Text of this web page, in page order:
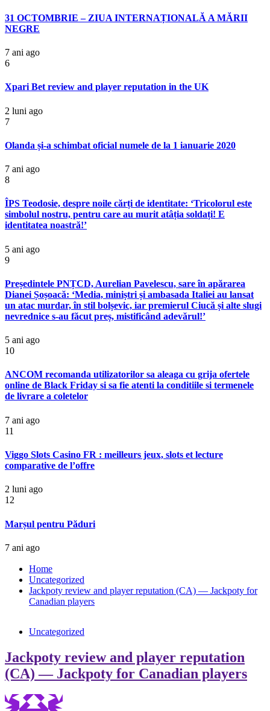
31 OCTOMBRIE – ZIUA INTERNAȚIONALĂ A MĂRII
NEGRE
7 ani ago
6
Xpari Bet review and player reputation in the UK
2 luni ago
7
Olanda și-a schimbat oficial numele de la 1 ianuarie 2020
7 ani ago
8
ÎPS Teodosie, despre noile cărți de identitate: ‘Tricolorul este
simbolul nostru, pentru care au murit atâția soldați! E
identitatea noastră!’
5 ani ago
9
Președintele PNȚCD, Aurelian Pavelescu, sare în apărarea
Dianei Șoșoacă: ‘Media, miniștri și ambasada Italiei au lansat
un atac murdar, în stil bolșevic, iar premierul Ciucă și alte slugi
nevrednice s-au făcut preș, mistificând adevărul!’
5 ani ago
10
ANCOM recomanda utilizatorilor sa aleaga cu grija ofertele
online de Black Friday si sa fie atenti la conditiile si termenele
de livrare a coletelor
7 ani ago
11
Viggo Slots Casino FR : meilleurs jeux, slots et lecture
comparative de l’offre
2 luni ago
12
Marșul pentru Păduri
7 ani ago
Home
Uncategorized
Jackpoty review and player reputation (CA) — Jackpoty for
Canadian players
Uncategorized
Jackpoty review and player reputation
(CA) — Jackpoty for Canadian players